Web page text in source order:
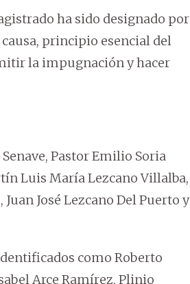
ha sido designado por
principio esencial del
la impugnación y hacer
Pastor Emilio Soria
Luis María Lezcano Villalba,
José Lezcano Del Puerto y
como Roberto
Arce Ramírez, Plinio